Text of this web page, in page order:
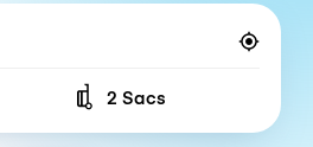
Number of bags
2 Sacs